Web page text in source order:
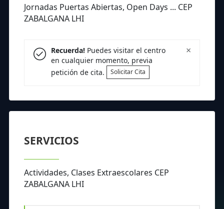
Jornadas Puertas Abiertas, Open Days ... CEP
ZABALGANA LHI
×
Recuerda!Puedes visitar el centro
en cualquier momento, previa
petición de cita.
Solicitar Cita
SERVICIOS
Actividades, Clases Extraescolares CEP
ZABALGANA LHI